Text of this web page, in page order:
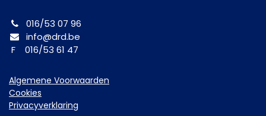
016/53 07 96
info@drd.be
F 016/53 61 47
Algemene Voorwaarden
Cookies
Privacyverklaring